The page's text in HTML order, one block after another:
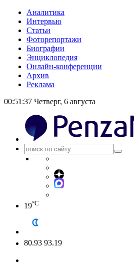
Аналитика
Интервью
Статьи
Фоторепортажи
Биографии
Энциклопедия
Онлайн-конференции
Архив
Реклама
00:51:38 Четверг, 6 августа
19°C
80.93 93.19